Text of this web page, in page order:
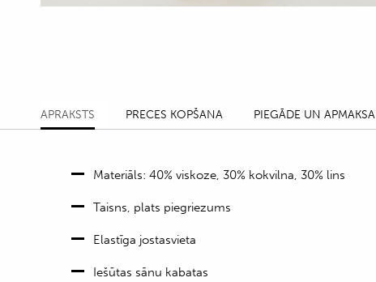
APRAKSTS PRECES KOPŠANA PIEGĀDE UN APMAKSA
Materiāls: 40% viskoze, 30% kokvilna, 30% lins
Taisns, plats piegriezums
Elastīga jostasvieta
Iešūtas sānu kabatas